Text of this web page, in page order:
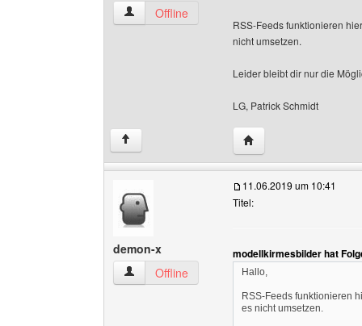
modellkirmesbilder Benutzer-Profile anzeigen
Offline
RSS-Feeds funktionieren
nicht umsetzen.
Leider bleibt dir nur die
LG, Patrick Schmidt
↑ Website dieses
demon-x
demon-x Benutzer-Profile anzeigen
Offline
11.06.2019 um 10:41
Titel:
modellkirmesbilder hat
Hallo,
RSS-Feeds funktionieren
es nicht umsetzen.